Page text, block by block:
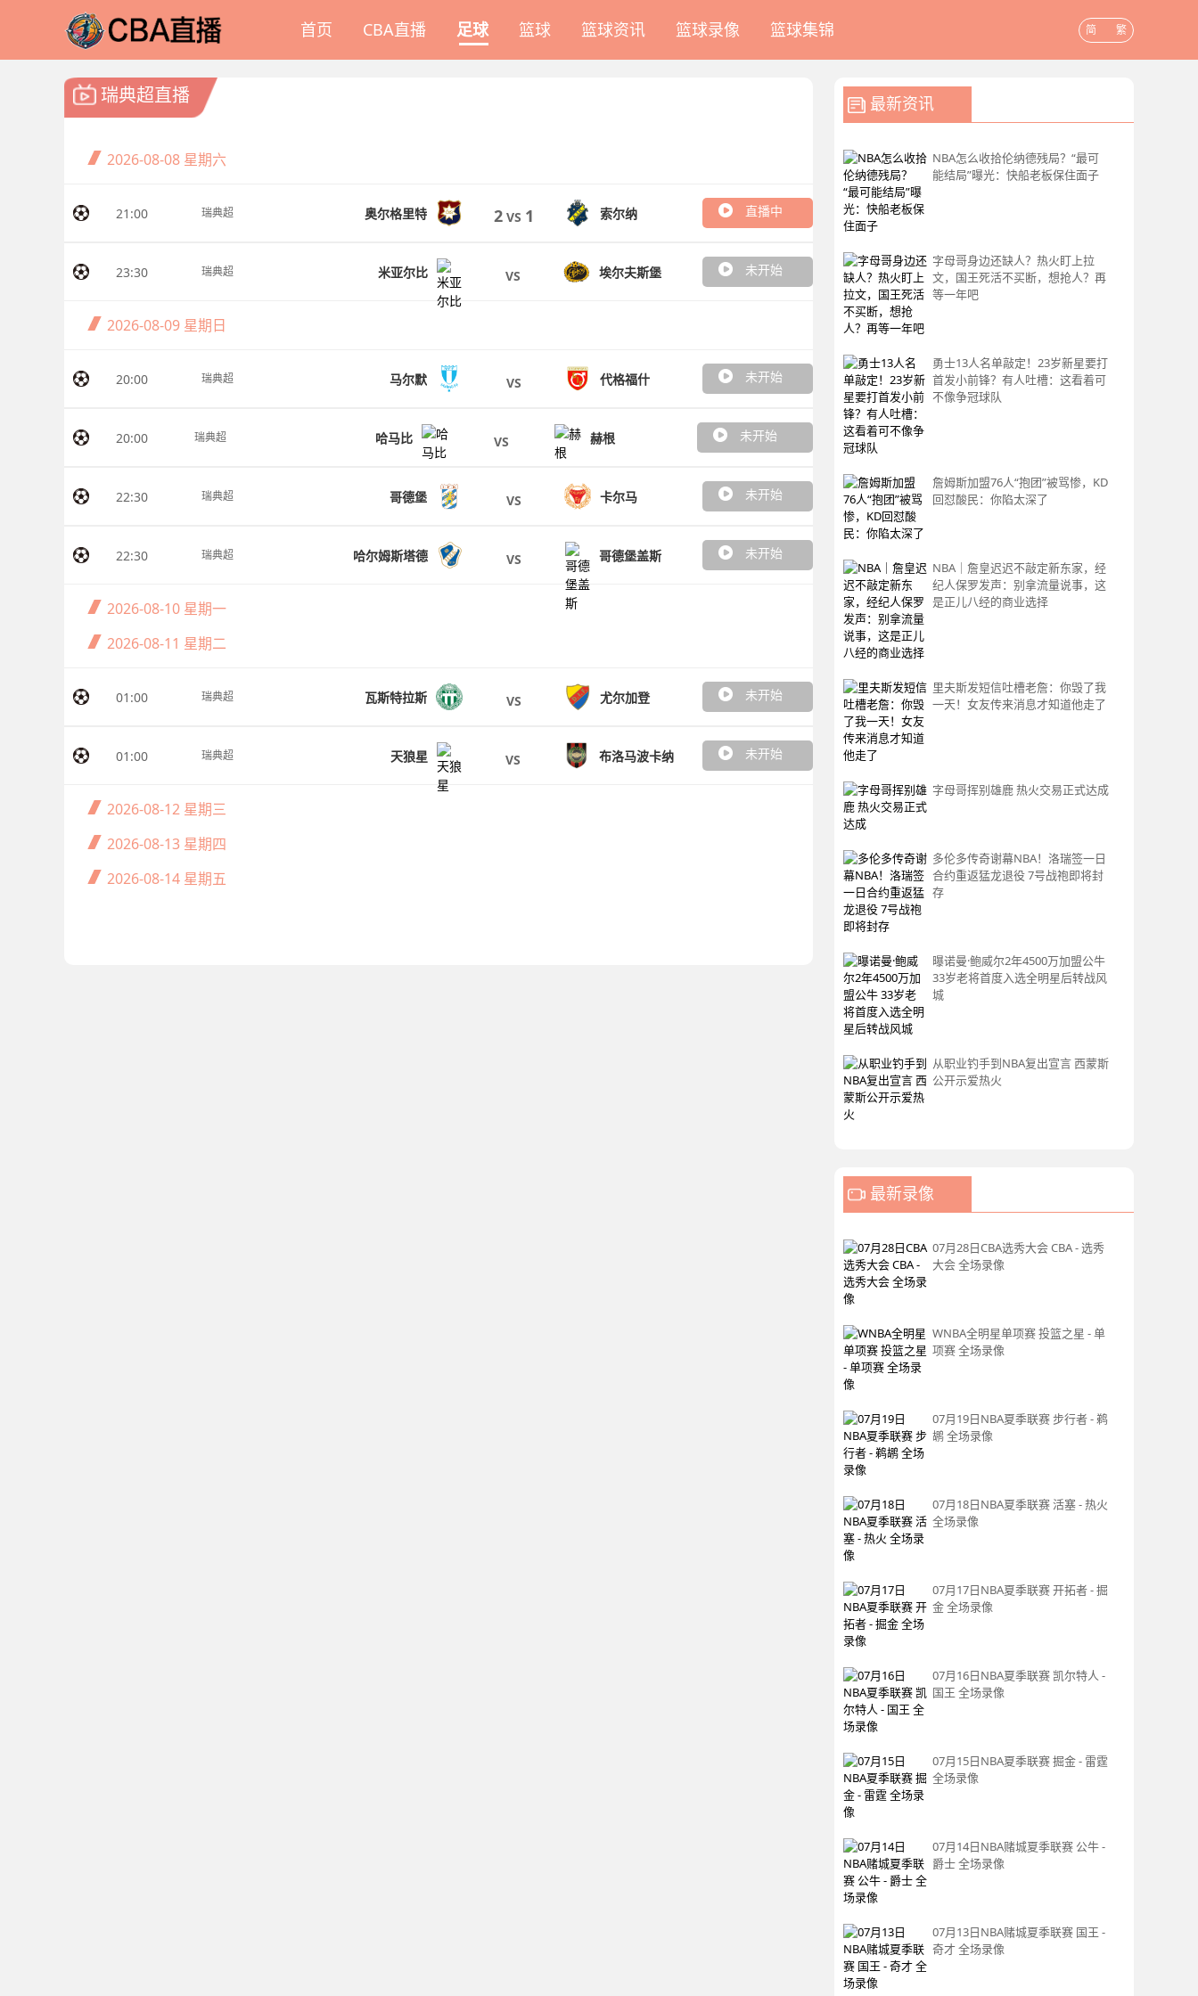
首页 CBA直播 足球 篮球 篮球资讯 篮球录像 篮球集锦 简 繁
瑞典超直播
2026-08-08 星期六
21:00 瑞典超 奥尔格里特 2 VS 1 索尔纳 直播中
23:30 瑞典超 米亚尔比 VS 埃尔夫斯堡 未开始
2026-08-09 星期日
20:00 瑞典超 马尔默 VS 代格福什 未开始
20:00 瑞典超 哈马比 VS 赫根 未开始
22:30 瑞典超 哥德堡 VS 卡尔马 未开始
22:30 瑞典超 哈尔姆斯塔德 VS 哥德堡盖斯 未开始
2026-08-10 星期一
2026-08-11 星期二
01:00 瑞典超 瓦斯特拉斯 VS 尤尔加登 未开始
01:00 瑞典超 天狼星 VS 布洛马波卡纳 未开始
2026-08-12 星期三
2026-08-13 星期四
2026-08-14 星期五
最新资讯
NBA怎么收拾伦纳德残局？“最可
能结局”曝光：快船老板保住面子
字母哥身边还缺人？热火盯上拉
文，国王死活不买断，想抢人？再
等一年吧
勇士13人名单敲定！23岁新星要打
首发小前锋？有人吐槽：这看着可
不像争冠球队
詹姆斯加盟76人“抱团”被骂惨，KD
回怼酸民：你陷太深了
NBA｜詹皇迟迟不敲定新东家，经
纪人保罗发声：别拿流量说事，这
是正儿八经的商业选择
里夫斯发短信吐槽老詹：你毁了我
一天！女友传来消息才知道他走了
字母哥挥别雄鹿 热火交易正式达成
多伦多传奇谢幕NBA！洛瑞签一日
合约重返猛龙退役 7号战袍即将封
存
曝诺曼·鲍威尔2年4500万加盟公牛
33岁老将首度入选全明星后转战风
城
从职业钓手到NBA复出宣言 西蒙斯
公开示爱热火
最新录像
07月28日CBA选秀大会 CBA - 选秀
大会 全场录像
WNBA全明星单项赛 投篮之星 - 单
项赛 全场录像
07月19日NBA夏季联赛 步行者 - 鹈
鹕 全场录像
07月18日NBA夏季联赛 活塞 - 热火
全场录像
07月17日NBA夏季联赛 开拓者 - 掘
金 全场录像
07月16日NBA夏季联赛 凯尔特人 -
国王 全场录像
07月15日NBA夏季联赛 掘金 - 雷霆
全场录像
07月14日NBA赌城夏季联赛 公牛 -
爵士 全场录像
07月13日NBA赌城夏季联赛 国王 -
奇才 全场录像